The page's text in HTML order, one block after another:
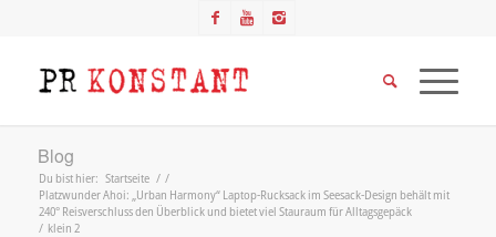
Blog
Du bist hier: Startseite / /
Platzwunder Ahoi: „Urban Harmony“ Laptop-Rucksack im Seesack-Design behält mit
240° Reisverschluss den Überblick und bietet viel Stauraum für Alltagsgepäck
/ klein 2